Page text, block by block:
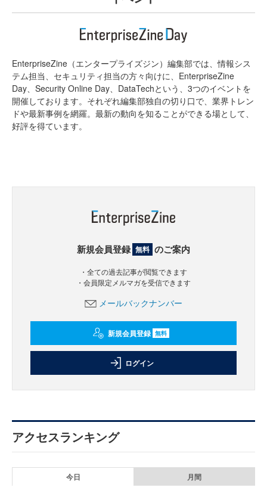
EnterpriseZine（エンタープライズジン）編集部では、情報シス
テム担当、セキュリティ担当の方々向けに、EnterpriseZine
Day、Security Online Day、DataTechという、3つのイベントを
開催しております。それぞれ編集部独自の切り口で、業界トレン
ドや最新事例を網羅。最新の動向を知ることができる場として、
好評を得ています。
新規会員登録 無料 のご案内
・全ての過去記事が閲覧できます
・会員限定メルマガを受信できます
メールバックナンバー
新規会員登録 無料
ログイン
アクセスランキング
今日 月間